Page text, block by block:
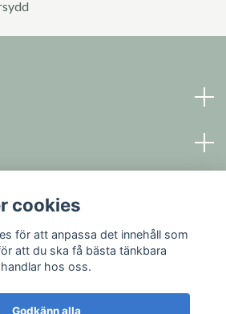
cookies
för att anpassa det innehåll som
att du ska få bästa tänkbara
hos oss.
Godkänn alla